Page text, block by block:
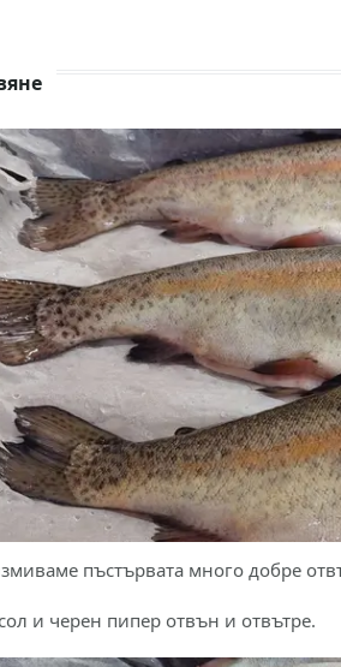
пъстървата много добре
и черен пипер отвън и отвътре.